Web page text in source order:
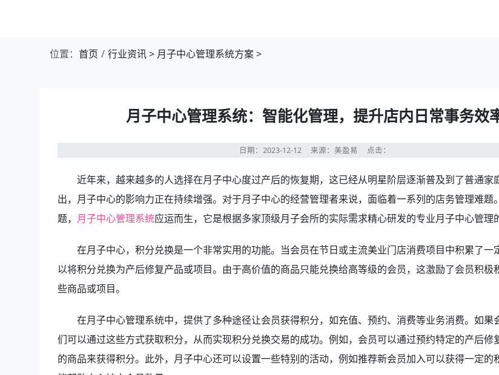
位置： 首页 行业资讯> 月子中心管理系统方案>
月子中心管理系统：智能化管理，提升店内日常事务效
日期：2023-12-12来源：美盈易 点击：
近年来，越来越多的人选择在月子中心度过产后的恢复期，这已经从明星阶层逐渐普及到了普通家
出，月子中心的影响力正在持续增强。对于月子中心的经营管理者来说，面临着一系列的店务管理难题
题， 月子中心管理系统应运而生，它是根据多家顶级月子会所的实际需求精心研发的专业月子中心管理
在月子中心，积分兑换是一个非常实用的功能。当会员在节日或主流美业门店消费项目中积累了一
以将积分兑换为产后修复产品或项目。由于高价值的商品只能兑换给高等级的会员，这激励了会员积极
些商品或项目。
在月子中心管理系统中，提供了多种途径让会员获得积分，如充值、预约、消费等业务消费。如果
们可以通过这些方式获取积分，从而实现积分兑换交易的成功。例如，会员可以通过预约特定的产后修
的商品来获得积分。此外，月子中心还可以设置一些特别的活动，例如推荐新会员加入可以获得一定的